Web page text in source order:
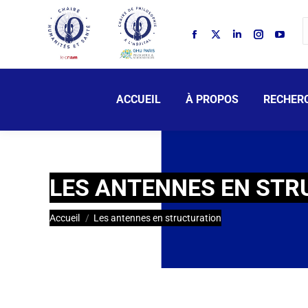
ACCUEIL À PROPOS
LES ANTENNES EN
Vous êtes ici :
Accueil Les antennes en structuration